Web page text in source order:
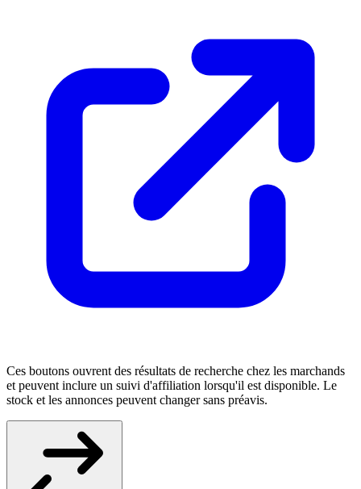
Ces boutons ouvrent des résultats de recherche chez les marchands
et peuvent inclure un suivi d'affiliation lorsqu'il est disponible. Le
stock et les annonces peuvent changer sans préavis.